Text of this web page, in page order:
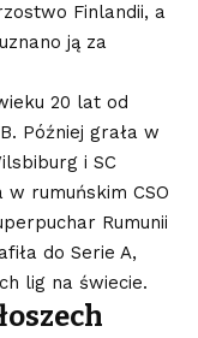
Finlandii, a
ją za
20 lat od
Później grała w
i SC
w rumuńskim CSO
Rumunii
do Serie A,
lig na świecie.